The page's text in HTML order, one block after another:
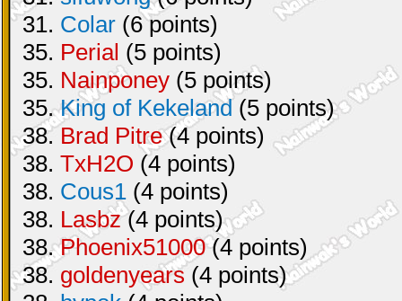
31. Colar (6 points)
35. Perial (5 points)
35. Nainponey (5 points)
35.King of Kekeland(5 points)
38. Brad Pitre(4 points)
38. TxH2O (4 points)
38. Cous1 (4 points)
38. Lasbz(4 points)
38.Phoenix51000(4 points)
38. goldenyears (4 points)